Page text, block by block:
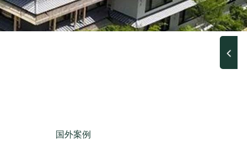
国外案例